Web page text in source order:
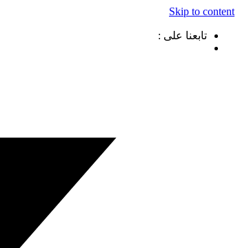
Skip to content
تابعنا على :